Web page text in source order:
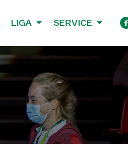
LIGA SERVICE